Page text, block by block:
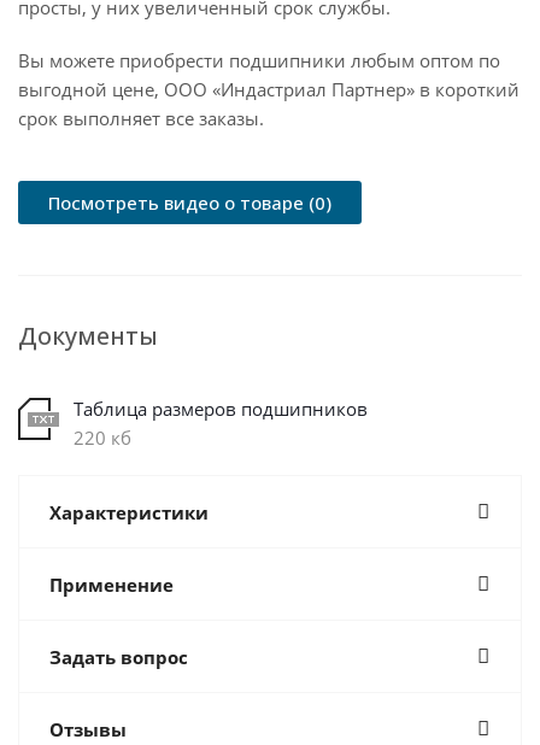
просты, у них увеличенный срок службы.
Вы можете приобрести подшипники любым оптом по
выгодной цене, ООО «Индастриал Партнер» в короткий
срок выполняет все заказы.
Посмотреть видео о товаре (0)
Документы
Таблица размеров подшипников
220 кб
Характеристики
Применение
Задать вопрос
Отзывы